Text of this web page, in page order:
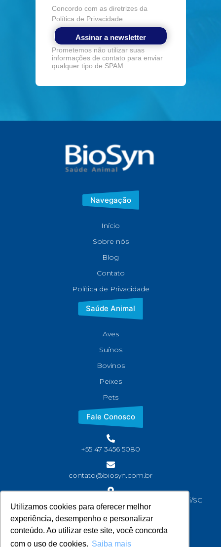
Utilizamos cookies para oferecer melhor
experiência, desempenho e personalizar
conteúdo. Ao utilizar este site, você concorda
com o uso de cookies. Saiba mais
Concordo com as diretrizes da
Política de Privacidade
Assinar a newsletter
Prometemos não utilizar suas
informações de contato para enviar
qualquer tipo de SPAM.
Navegação
Início
Sobre nós
Blog
Contato
Política de Privacidade
Saúde Animal
Aves
Suínos
Bovinos
Peixes
Pets
Fale Conosco
+55 47 3456 5080
contato@biosyn.com.br
Rua João Jaime Faria, S/N Bairro Corveta, Araquari/SC
CEP: 89245-000